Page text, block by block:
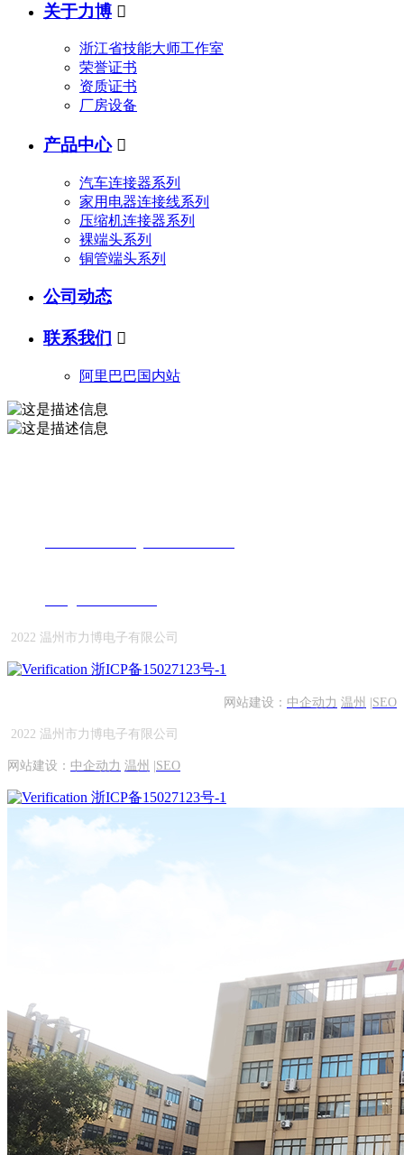
关于力博 
浙江省技能大师工作室
荣誉证书
资质证书
厂房设备
产品中心 
汽车连接器系列
家用电器连接线系列
压缩机连接器系列
裸端头系列
铜管端头系列
公司动态
联系我们 
阿里巴巴国内站
2022 温州市力博电子有限公司
浙ICP备15027123号-1
网站建设： 中企动力 温州 |SEO
2022 温州市力博电子有限公司
网站建设： 中企动力 温州 |SEO
浙ICP备15027123号-1